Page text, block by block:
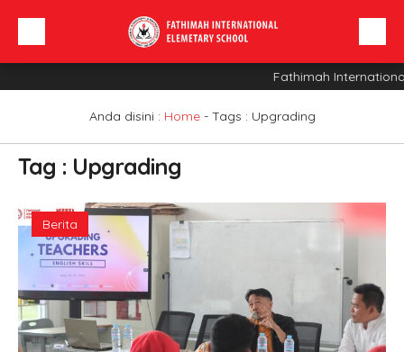
Profil Sekolah
Berita
Sarana
INFO SPMB
Fathimah
Anda disini : Home- Tags : Upgrading
Tag : Upgrading
Berita